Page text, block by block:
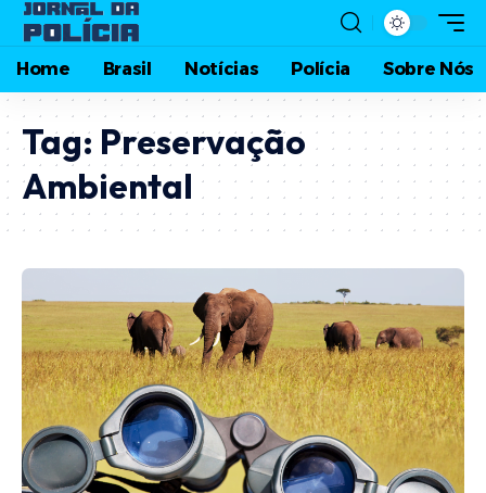
Home Brasil Notícias Polícia Sobre Nós
Tag: Preservação
Ambiental